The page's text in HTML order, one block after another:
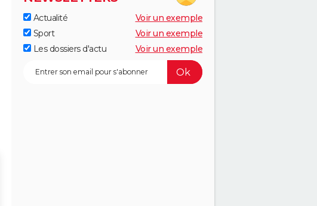
Actualité
Voir un exemple
Sport
Voir un exemple
Les dossiers d'actu
Voir un exemple